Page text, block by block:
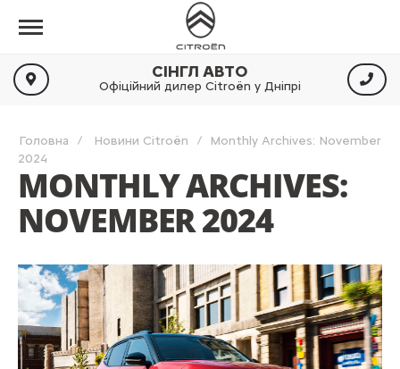
СІНГЛ АВТО
Офіційний дилер Citroën у Дніпрі
Головна Новини Citroën
Monthly Archives: November
2024
MONTHLY ARCHIVES:
NOVEMBER 2024